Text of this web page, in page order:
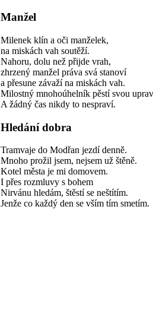
Manžel
Milenek klín a oči manželek,
na miskách vah soutěží.
Nahoru, dolu než přijde vrah,
zhrzený manžel práva svá stanoví
a přesune závaží na miskách vah.
Milostný mnohoúhelník pěstí svou
A žádný čas nikdy to nespraví.
Hledání dobra
Tramvaje do Modřan jezdí denně.
Mnoho prožil jsem, nejsem už štěně.
Kotel města je mi domovem.
I přes rozmluvy s bohem
Nirvánu hledám, štěstí se neštítím.
Jenže co každý den se vším tím smetím.